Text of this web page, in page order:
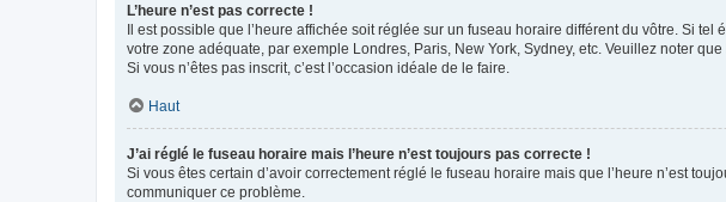
L’heure n’est pas correcte !
Il est possible que l’heure affichée soit réglée sur un fuseau horaire différent du vôtre. Si
votre zone adéquate, par exemple Londres, Paris, New York, Sydney, etc. Veuillez noter
Si vous n’êtes pas inscrit, c’est l’occasion idéale de le faire.
Haut
J’ai réglé le fuseau horaire mais l’heure n’est toujours pas correcte !
Si vous êtes certain d’avoir correctement réglé le fuseau horaire mais que l’heure n’est
communiquer ce problème.